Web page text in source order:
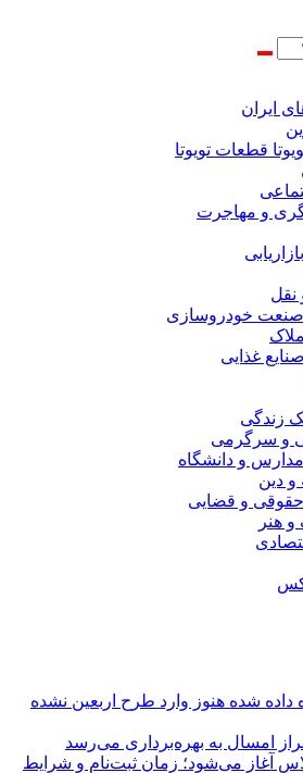
ایران
قطعات تویوتا
و مهاجرت
نقل
صنعت خودروسازی
غذایی
زندگی
و سرگرمی
مدارس و دانشگاه
و دین
حقوقی و قضایی
هنر
داده شده هنوز وارد طرح اربعین نشده
امسال به بهره‌برداری می‌رسد
آغاز می‌شود؛ زمان ثبت‌نام و شرایط